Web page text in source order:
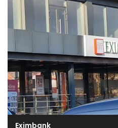
Eximbank